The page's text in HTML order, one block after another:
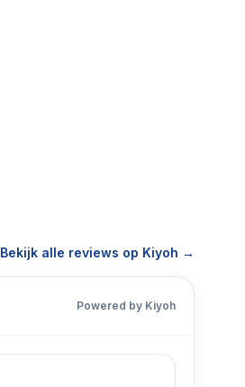
Bekijk alle reviews op Kiyoh →
Powered by Kiyoh